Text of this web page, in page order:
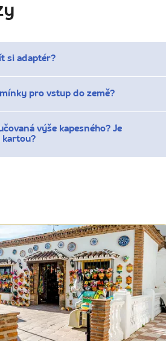
si adaptér?
pro vstup do země?
výše kapesného? Je
kartou?